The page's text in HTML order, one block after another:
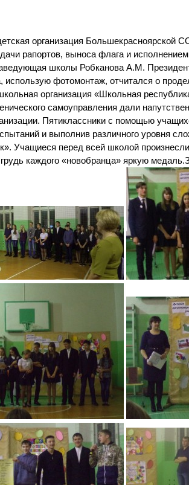
организация Большекрасноярской
рапортов, выноса флага и
школы Робканова А.М.
использую фотомонтаж, отчитался о
организация «Школьная
самоуправления дали
Пятиклассники с помощью
и выполнив различного уровня
Учащиеся перед всей школой
каждого «новобранца» яркую